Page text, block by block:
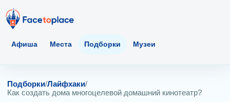
Афиша Места Подборки Музеи
Подборки/Лайфхаки/
Как создать дома многоцелевой домашний кинотеатр?